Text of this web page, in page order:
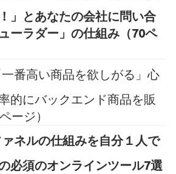
」とあなたの会社に問い合
ーラダー」の仕組み（70ペ
番高い商品を欲しがる」心
的にバックエンド商品を販
ージ）
ネルの仕組みを自分１人で
必須のオンラインツール7選